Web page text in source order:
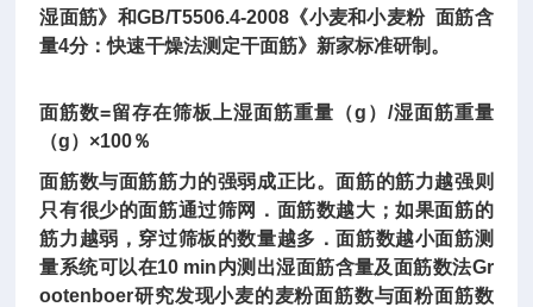
湿面筋》和GB/T5506.4-2008《小麦和小麦粉 面筋含
量4分：快速干燥法测定干面筋》新家标准研制。
面筋数=留存在筛板上湿面筋重量（g）/湿面筋重量
（g）×100％
面筋数与面筋筋力的强弱成正比。面筋的筋力越强则
只有很少的面筋通过筛网．面筋数越大；如果面筋的
筋力越弱，穿过筛板的数量越多．面筋数越小面筋测
量系统可以在10 min内测出湿面筋含量及面筋数法Gr
ootenboer研究发现小麦的麦粉面筋数与面粉面筋数